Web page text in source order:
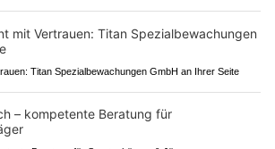
Titan Spezialbewachungen GmbH an Ihrer Seite